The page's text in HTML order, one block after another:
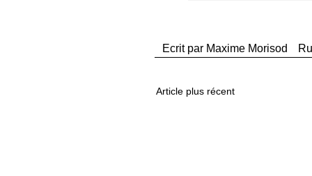
Ecrit par Maxime Morisod
Article plus récent